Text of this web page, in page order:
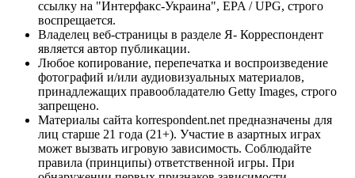
ссылку на "Интерфакс-Украина", EPA / UPG, строго
воспрещается.
Владелец веб-страницы в разделе Я- Корреспондент
является автор публикации.
Любое копирование, перепечатка и воспроизведение
фотографий и/или аудиовизуальных материалов,
принадлежащих правообладателю Getty Images, строго
запрещено.
Материалы сайта korrespondent.net предназначены для
лиц старше 21 года (21+). Участие в азартных играх
может вызвать игровую зависимость. Соблюдайте
правила (принципы) ответственной игры. При